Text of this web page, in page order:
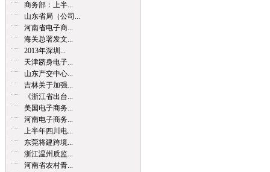
商务部：上半...
山东省局（公司...
河南省电子商...
海关总署发文...
2013年深圳...
天津跻身电子...
山东产交中心...
吉林关于加强...
《浙江省出台...
美国电子商务...
河南电子商务...
上半年四川电...
东莞将建跨境...
浙江温州质监...
河南省农村青...